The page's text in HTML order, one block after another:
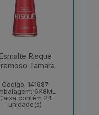
Esmalte Risqué
Tamara
Código: 141687
6X8ML
contém 24
unidade(s)